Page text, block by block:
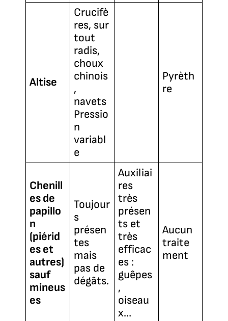
Altise
Crucifè
res, sur
tout
radis,
choux
chinois
,
navets
Pressio
n
variabl
e
Pyrèth
re
Chenill
es de
papillo
n
(piérid
es et
autres)
sauf
mineus
es
Toujour
s
présen
tes
mais
pas de
dégâts.
Auxiliai
res
très
présen
ts et
très
efficac
es :
guêpes
,
oiseau
x…
Aucun
traite
ment